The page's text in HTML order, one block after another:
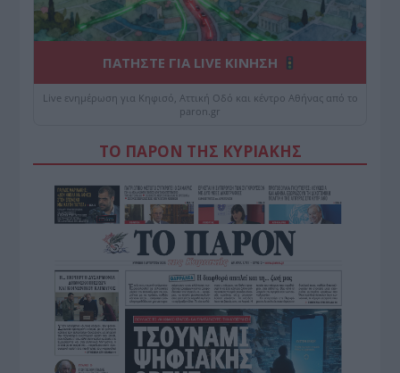
ΠΑΤΗΣΤΕ ΓΙΑ LIVE ΚΙΝΗΣΗ
Live ενημέρωση για Κηφισό, Αττική Οδό και κέντρο Αθήνας από το
paron.gr
ΤΟ ΠΑΡΟΝ ΤΗΣ ΚΥΡΙΑΚΗΣ